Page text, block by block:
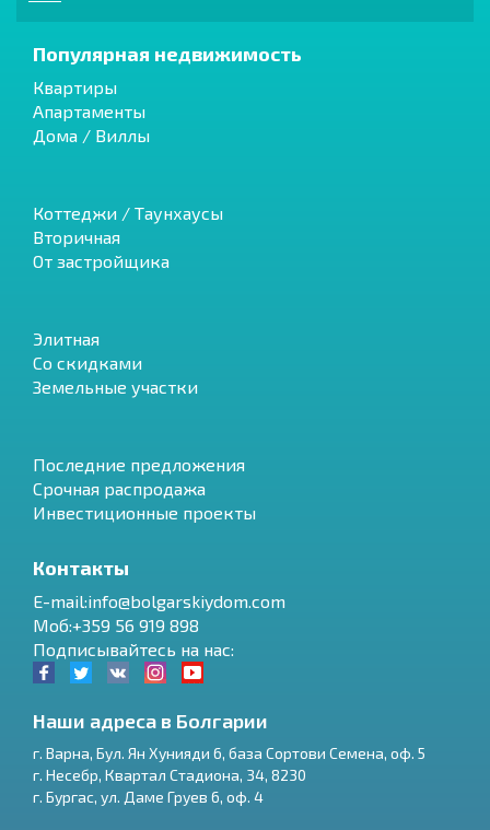
Популярная недвижимость
Квартиры
Апартаменты
Дома / Виллы
Коттеджи / Таунхаусы
Вторичная
От застройщика
Элитная
Со скидками
Земельные участки
Последние предложения
Срочная распродажа
Инвестиционные проекты
Контакты
E-mail:info@bolgarskiydom.com
Моб:+359 56 919 898
Подписывайтесь на нас:
Наши адреса в Болгарии
г. Варна, Бул. Ян Хунияди 6, база Сортови Семена, оф. 5
г. Несебр, Квартал Стадиона, 34, 8230
г. Бургас, ул. Даме Груев 6, оф. 4